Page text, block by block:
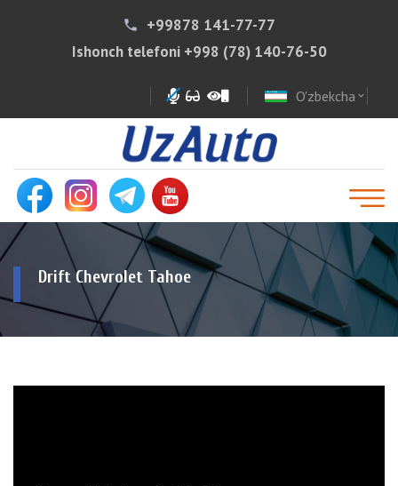
phone
+99878 141-77-77
Ishonch telefoni +998 (78) 140-76-50
O'zbekcha expand_more
Drift Chevrolet Tahoe